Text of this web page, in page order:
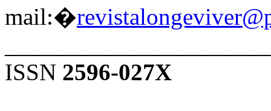
mail:�
ISSN 2596-027X